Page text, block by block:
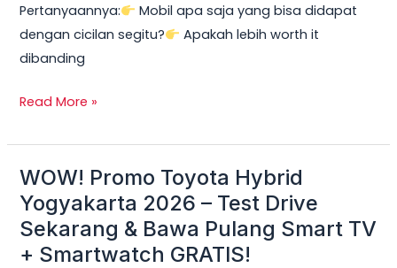
Pertanyaannya:
Mobil apa saja yang bisa didapat
dengan cicilan segitu?
Apakah lebih worth it
dibanding
3
Jutaan,
DP
&
Read More »
WOW! Promo Toyota Hybrid
Yogyakarta 2026 – Test Drive
Sekarang & Bawa Pulang Smart TV
+ Smartwatch GRATIS!
WOW!
Promo
Toyota
Hybrid